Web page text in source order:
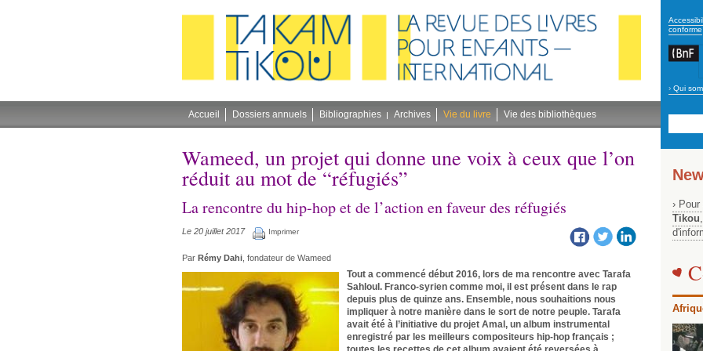
conforme
› Qui
Accueil Dossiers annuels Bibliographies Archives Vie du livre Vie des bibliothèques
Wameed, un projet qui donne une voix à ceux que l’on
réduit au mot de “réfugiés”
La rencontre du hip-hop et de l’action en faveur des réfugiés
Le 20 juillet 2017 Imprimer
Par Rémy Dahi , fondateur de Wameed
Tout a commencé début 2016, lors de ma rencontre avec Tarafa
Sahloul. Franco-syrien comme moi, il est présent dans le rap
depuis plus de quinze ans. Ensemble, nous souhaitions nous
impliquer à notre manière dans le sort de notre peuple. Tarafa
avait été à l’initiative du projet Amal, un album instrumental
enregistré par les meilleurs compositeurs hip-hop français ;
›
Tikou